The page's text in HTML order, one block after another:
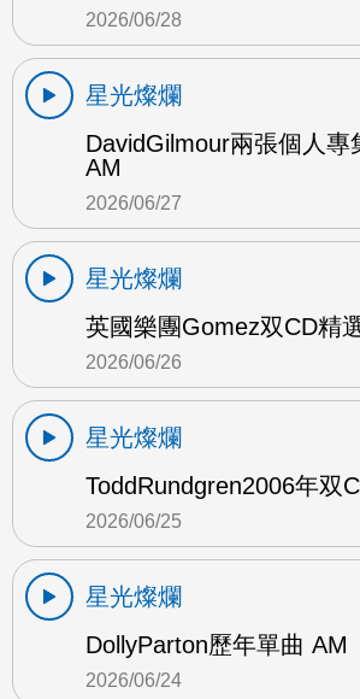
2026/06/28
星光燦爛
DavidGilmour兩張個人專
AM
2026/06/27
星光燦爛
英國樂團Gomez双CD精
2026/06/26
星光燦爛
ToddRundgren2006年双
2026/06/25
星光燦爛
DollyParton歷年單曲 AM
2026/06/24